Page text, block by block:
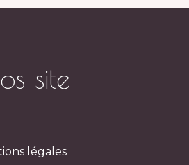
site
légales